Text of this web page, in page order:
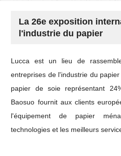
La 26e exposition
l'industrie du papier
Lucca est un lieu de
entreprises de l'industrie du
papier de soie représentant
Baosuo fournit aux clients
l'équipement de papier
technologies et les meilleurs